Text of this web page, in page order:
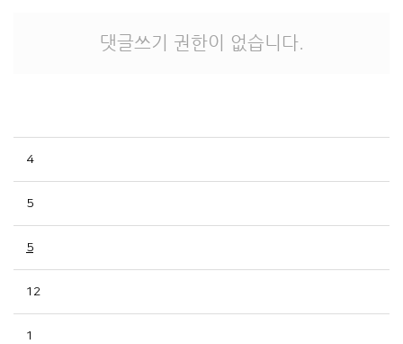
댓글쓰기 권한이 없습니다.
4
5
5
12
1